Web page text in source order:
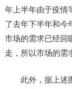
年上半年由于疫情
了去年下半年和今
市场的需求已经回
走，所以市场的需
此外，据上述图